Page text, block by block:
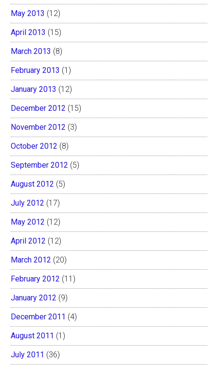
May 2013 (12)
April 2013 (15)
March 2013 (8)
February 2013 (1)
January 2013 (12)
December 2012 (15)
November 2012 (3)
October 2012 (8)
September 2012 (5)
August 2012 (5)
July 2012 (17)
May 2012 (12)
April 2012 (12)
March 2012 (20)
February 2012 (11)
January 2012 (9)
December 2011 (4)
August 2011 (1)
July 2011 (36)